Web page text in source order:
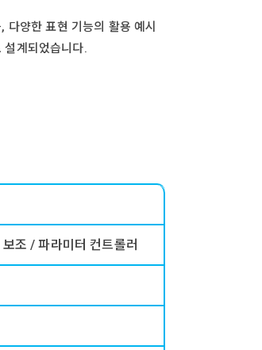
양한 표현 기능의 활용 예시
계되었습니다.
조 / 파라미터 컨트롤러